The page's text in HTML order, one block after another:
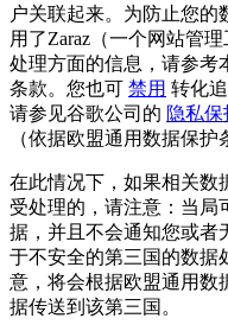
户关联起来。为防止您
用了Zaraz（一个网站管
处理方面的信息，请参考
条款。您也可 禁用 转化
请参见谷歌公司的 隐私保
（依据欧盟通用数据保护
在此情况下，如果相关数
受处理的，请注意：当局
据，并且不会通知您或者
于不安全的第三国的数据
意，将会根据欧盟通用数
据传送到该第三国。